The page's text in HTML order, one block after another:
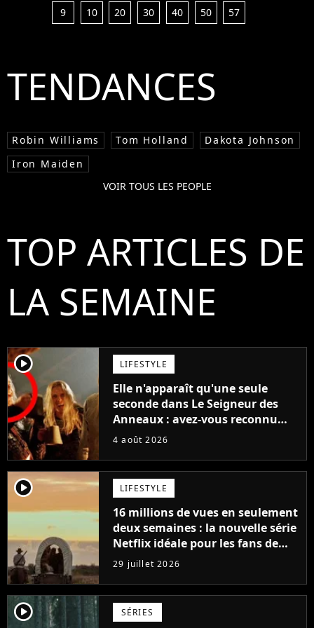
9
10 20 30 40 50 57
TENDANCES
Robin Williams Tom Holland
Dakota Johnson
Iron Maiden
VOIR TOUS LES PEOPLE
TOP ARTICLES DE
LA SEMAINE
player2 LIFESTYLE
Elle n'apparaît qu'une seule
seconde dans Le Seigneur des
Anneaux : avez-vous reconnu
cette légende du cinéma dans la
4 août 2026
player2 LIFESTYLE
16 millions de vues en seulement
deux semaines : la nouvelle série
Netflix idéale pour les fans de
Yellowstone
29 juillet 2026
player2 SÉRIES